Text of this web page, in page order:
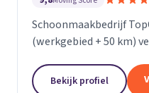
Schoonmaakbedrijf
(werkgebied + 50 km)
enthousiaste en vak
Bekijk profiel